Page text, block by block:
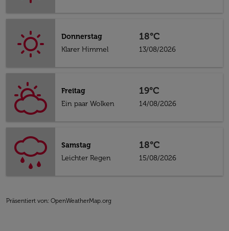
Donnerstag
Klarer Himmel
18°C
13/08/2026
Freitag
Ein paar Wolken
19°C
14/08/2026
Samstag
Leichter Regen
18°C
15/08/2026
Präsentiert von: OpenWeatherMap.org